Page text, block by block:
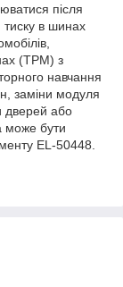
після
в шинах
(TPM) з
навчання
заміни модуля
дверей або
може бути
EL-50448.